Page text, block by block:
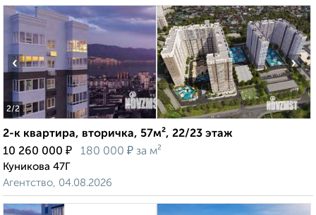
2/2
‹ ›
2-к квартира, вторичка, 57м², 22/23 этаж
10 260 000 ₽ 180 000 ₽ за м²
Куникова 47Г
Агентство, 04.08.2026